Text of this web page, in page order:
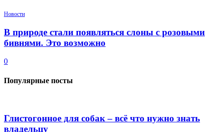
Новости
В природе стали появляться слоны с розовыми
бивнями. Это возможно
0
Популярные посты
Глистогонное для собак – всё что нужно знать
владельцу